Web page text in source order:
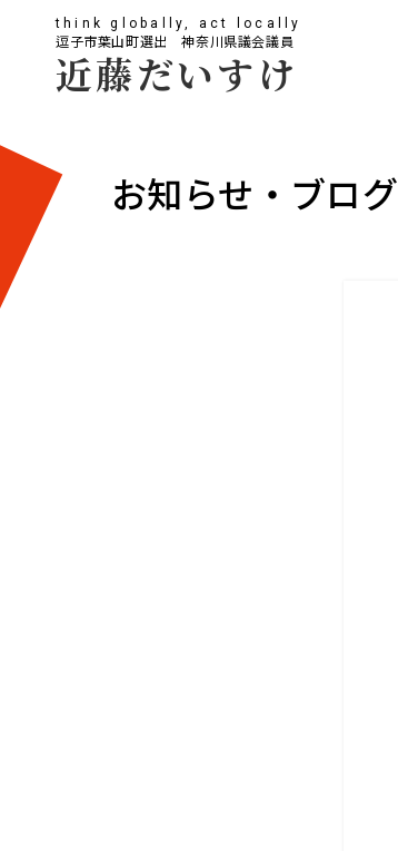
think globally, act locally
逗子市葉山町選出 神奈川県議会議員
近藤だいすけ
お知らせ・ブログ